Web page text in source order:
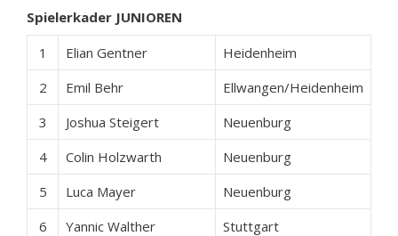
Spielerkader JUNIOREN
1
Elian Gentner
Heidenheim
2
Emil Behr
Ellwangen/Heidenheim
3
Joshua Steigert
Neuenburg
4
Colin Holzwarth
Neuenburg
5
Luca Mayer
Neuenburg
6
Yannic Walther
Stuttgart